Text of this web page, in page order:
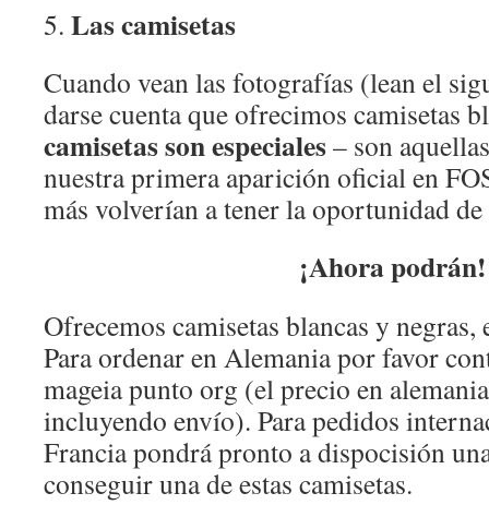
5. Las camisetas
Cuando vean las fotografías (lean el
darse cuenta que ofrecimos camisetas
camisetas son especiales– son
nuestra primera aparición oficial en
más volverían a tener la oportunidad de
¡Ahora podrán!
Ofrecemos camisetas blancas y
Para ordenar en Alemania por favor
mageia punto org (el precio en
incluyendo envío). Para pedidos
Francia pondrá pronto a dispocisión
conseguir una de estas camisetas.